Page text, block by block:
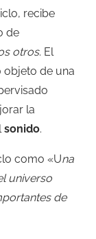
recibe
de
otros. El
de una
la
sonido.
como «Una
universo
de